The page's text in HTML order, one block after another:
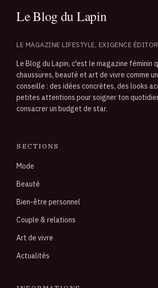
LE MAGAZINE LIFESTYLE, EXIGENCE
Le Blog du Lapin, c'est le magazine féminin
chaussures, beauté et art de vivre comme
conseille : des idées concrètes, des looks
petites attentions pour soigner ton
consacrer un budget de star.
SECTIONS
Mode
Beauté
Bien-être personnel
Couple & relations
Art de vivre
Actualités